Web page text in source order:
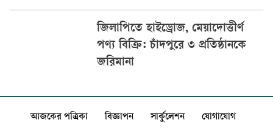
জিলাপিতে হাইড্রোজ, মেয়াদোত্তীর্ণ
পণ্য বিক্রি: চাঁদপুরে ৩ প্রতিষ্ঠানকে
জরিমানা
আজকের পত্রিকা বিজ্ঞাপন সার্কুলেশন যোগাযোগ